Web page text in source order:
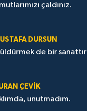
çaldınız.
DURSUN
de bir sanattır
ÇEVİK
unutmadım.